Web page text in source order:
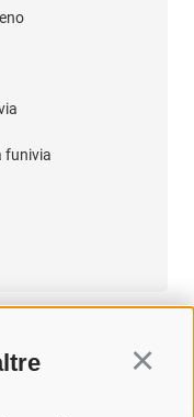
funivia